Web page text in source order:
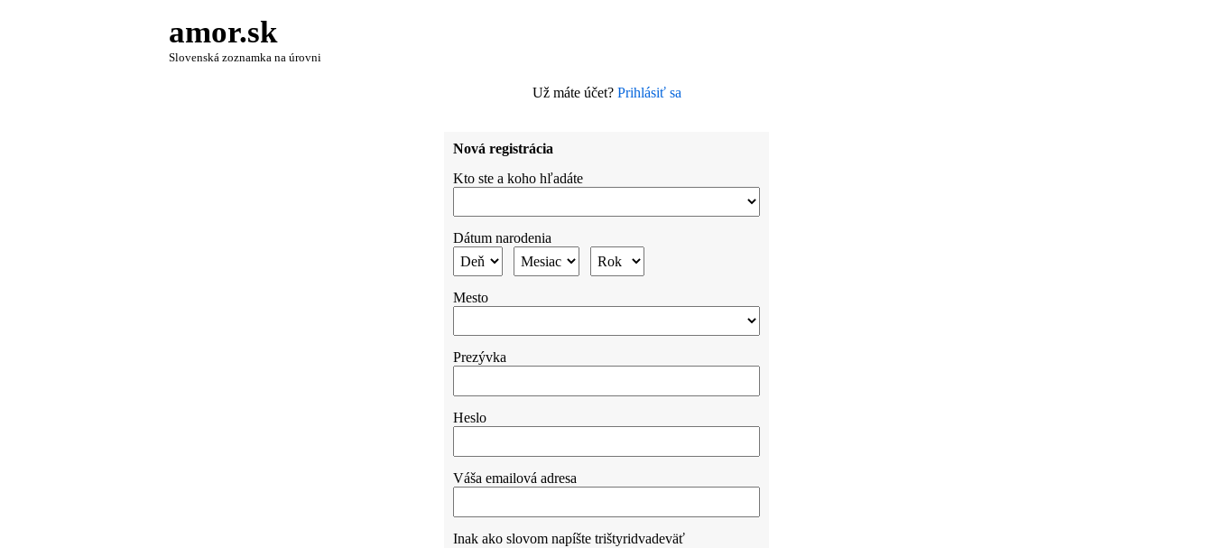
amor.sk
Slovenská zoznamka na úrovni
Už máte účet? Prihlásiť sa
Nová registrácia
Kto ste a koho hľadáte
Dátum narodenia
Mesto
Prezývka
Heslo
Váša emailová adresa
Inak ako slovom napíšte trištyridvadeväť